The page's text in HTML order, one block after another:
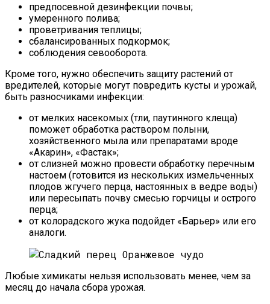
предпосевной дезинфекции почвы;
умеренного полива;
проветривания теплицы;
сбалансированных подкормок;
соблюдения севооборота.
Кроме того, нужно обеспечить защиту растений от
вредителей, которые могут повредить кусты и урожай,
быть разносчиками инфекции:
от мелких насекомых (тли, паутинного клеща)
поможет обработка раствором полыни,
хозяйственного мыла или препаратами вроде
«Акарин», «Фастак»;
от слизней можно провести обработку перечным
настоем (готовится из нескольких измельченных
плодов жгучего перца, настоянных в ведре воды)
или пересыпать почву смесью горчицы и острого
перца;
от колорадского жука подойдет «Барьер» или его
аналоги.
Любые химикаты нельзя использовать менее, чем за
месяц до начала сбора урожая.